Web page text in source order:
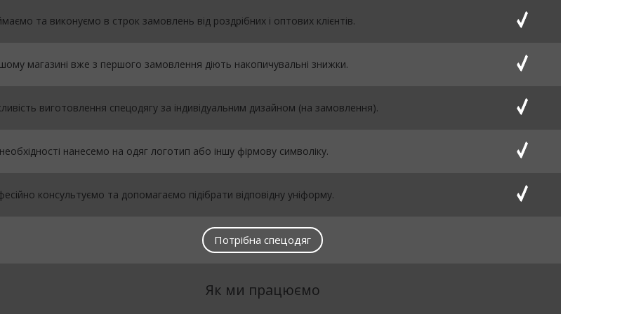
та виконуємо в строк замовлень від роздрібних і оптових клієнтів.
магазині вже з першого замовлення діють накопичувальні знижки.
виготовлення спецодягу за індивідуальним дизайном (на замовлення).
нанесемо на одяг логотип або іншу фірмову символіку.
консультуємо та допомагаємо підібрати відповідну уніформу.
Потрібна спецодяг
Як ми працюємо